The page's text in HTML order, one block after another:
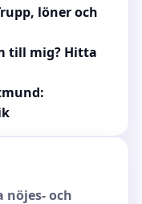
löner och
till mig? Hitta
nöjes- och